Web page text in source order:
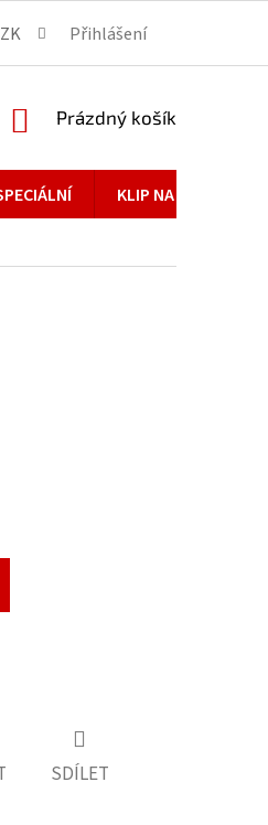
Přihlášení
NÁKUPNÍ
Prázdný košík
KLIP NA BRÝLE
SDÍLET